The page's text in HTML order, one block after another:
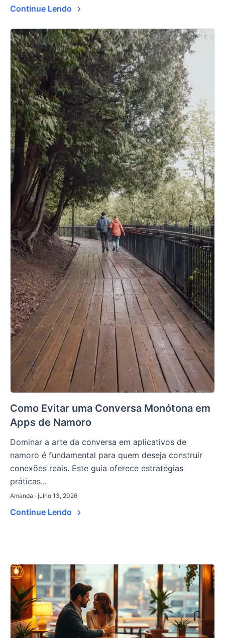
Continue Lendo
Como Evitar uma Conversa Monótona em
Apps de Namoro
Dominar a arte da conversa em aplicativos de
namoro é fundamental para quem deseja construir
conexões reais. Este guia oferece estratégias
práticas...
Amanda · julho 13, 2026
Continue Lendo